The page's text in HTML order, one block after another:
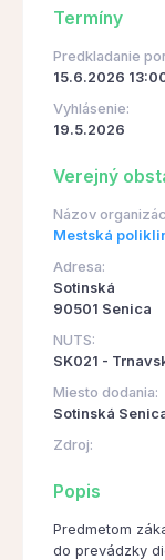
Termíny
Predkladanie
15.6.2026
Vyhlásenie:
19.5.2026
Verejný
Názov
Mestská
Adresa:
Sotinská
90501 Senica
NUTS:
SK021 -
Miesto dodania:
Sotinská
Zdroj:
Popis
Predmetom
do prevádzky